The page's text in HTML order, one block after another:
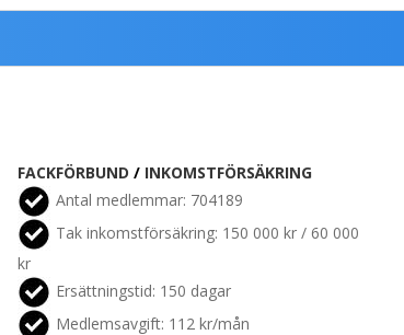
FACKFÖRBUND / INKOMSTFÖRSÄKRING
Antal medlemmar: 704189
Tak inkomstförsäkring: 150 000 kr / 60 000
kr
Ersättningstid: 150 dagar
Medlemsavgift: 112 kr/mån